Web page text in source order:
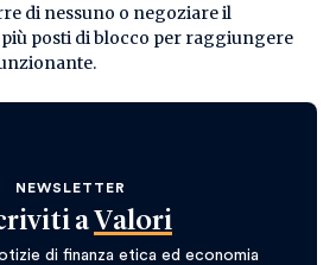
di nessuno o negoziare il
posti di blocco per raggiungere
NEWSLETTER
a Valori
di finanza etica ed economia